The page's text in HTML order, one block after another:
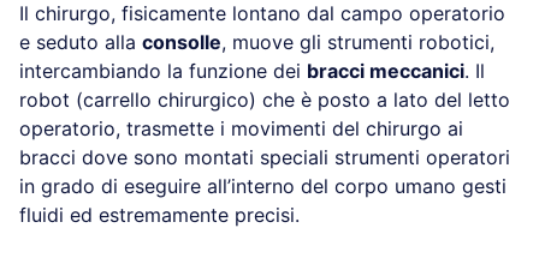
Il chirurgo, fisicamente lontano dal campo operatorio
e seduto alla consolle, muove gli strumenti robotici,
intercambiando la funzione dei bracci meccanici. Il
robot (carrello chirurgico) che è posto a lato del letto
operatorio, trasmette i movimenti del chirurgo ai
bracci dove sono montati speciali strumenti operatori
in grado di eseguire all’interno del corpo umano gesti
fluidi ed estremamente precisi.